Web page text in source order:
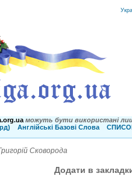
можуть бути використані
Англійські Базові Слова
Сковорода
Додати в